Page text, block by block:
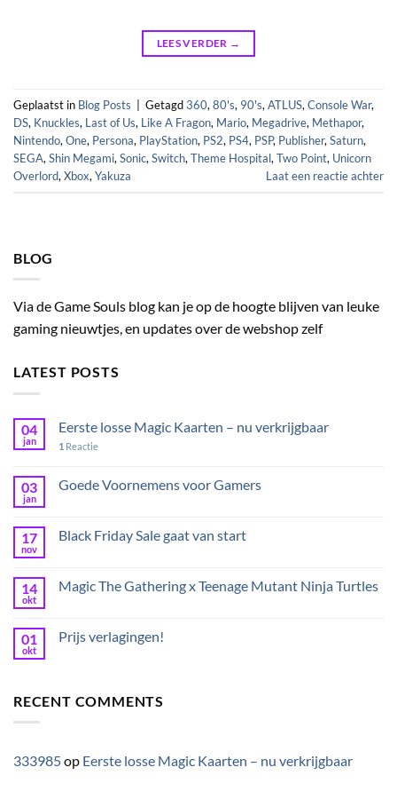
LEES VERDER →
Geplaatst in Blog Posts Getagd360, 80's, 90's, ATLUS, Console War,
DS, Knuckles, Last of Us, Like A Fragon, Mario, Megadrive, Methapor,
Nintendo, One, Persona, PlayStation, PS2, PS4, PSP, Publisher, Saturn,
SEGA, Shin Megami, Sonic, Switch, Theme Hospital, Two Point, Unicorn
Overlord, Xbox, Yakuza Laat een reactie achter
BLOG
Via de Game Souls blog kan je op de hoogte blijven van leuke
gaming nieuwtjes, en updates over de webshop zelf
LATEST POSTS
04
jan
Eerste losse Magic Kaarten – nu verkrijgbaar
1 Reactie
03
jan
Goede Voornemens voor Gamers
17
nov
Black Friday Sale gaat van start
14
okt
Magic The Gathering x Teenage Mutant Ninja Turtles
01
okt
Prijs verlagingen!
RECENT COMMENTS
333985op Eerste losse Magic Kaarten – nu verkrijgbaar